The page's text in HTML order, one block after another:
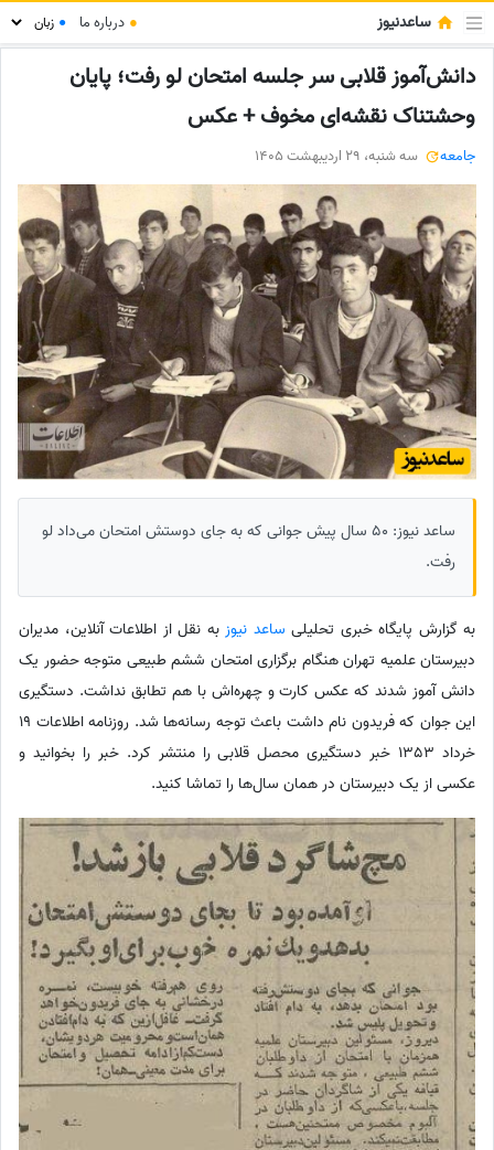
ساعدنیوز ● درباره ما ●
دانش‌آموز قلابی سر جلسه امتحان لو رفت؛ پایان
وحشتناک نقشه‌ای مخوف + عکس
جامعه سه شنبه، 29 اردیبهشت 1405
ساعد نیوز: 50 سال پیش جوانی که به جای دوستش امتحان می‌داد لو
رفت.
به گزارش پایگاه خبری تحلیلی ساعد نیوز به نقل از اطلاعات آنلاین، مدیران
دبیرستان علمیه تهران هنگام برگزاری امتحان ششم طبیعی متوجه حضور یک
دانش آموز شدند که عکس کارت و چهره‌اش با هم تطابق نداشت. دستگیری
این جوان که فریدون نام داشت باعث توجه رسانه‌ها شد. روزنامه اطلاعات 19
خرداد 1353 خبر دستگیری محصل قلابی را منتشر کرد. خبر را بخوانید و
عکسی از یک دبیرستان در همان سال‌ها را تماشا کنید.